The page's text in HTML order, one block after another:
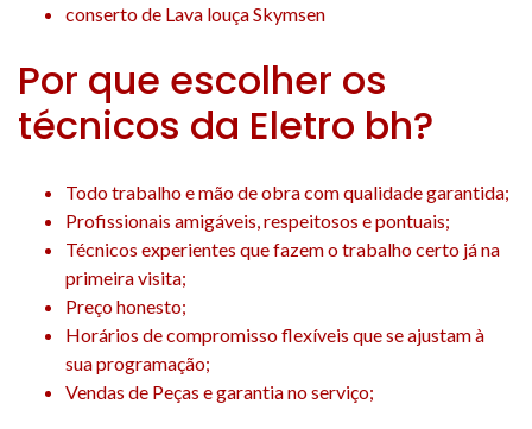
conserto de Lava louça Skymsen
Por que escolher os
técnicos da Eletro bh?
Todo trabalho e mão de obra com qualidade garantida;
Profissionais amigáveis, respeitosos e pontuais;
Técnicos experientes que fazem o trabalho certo já na
primeira visita;
Preço honesto;
Horários de compromisso flexíveis que se ajustam à
sua programação;
Vendas de Peças e garantia no serviço;